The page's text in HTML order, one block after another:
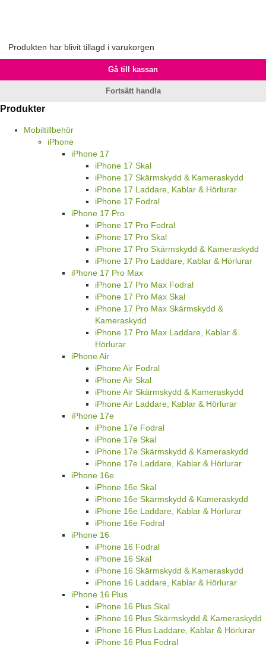
Produkten har blivit tillagd i varukorgen
Gå till kassan
Fortsätt handla
Produkter
Mobiltillbehör
iPhone
iPhone 17
iPhone 17 Skal
iPhone 17 Skärmskydd & Kameraskydd
iPhone 17 Laddare, Kablar & Hörlurar
iPhone 17 Fodral
iPhone 17 Pro
iPhone 17 Pro Fodral
iPhone 17 Pro Skal
iPhone 17 Pro Skärmskydd & Kameraskydd
iPhone 17 Pro Laddare, Kablar & Hörlurar
iPhone 17 Pro Max
iPhone 17 Pro Max Fodral
iPhone 17 Pro Max Skal
iPhone 17 Pro Max Skärmskydd &
Kameraskydd
iPhone 17 Pro Max Laddare, Kablar &
Hörlurar
iPhone Air
iPhone Air Fodral
iPhone Air Skal
iPhone Air Skärmskydd & Kameraskydd
iPhone Air Laddare, Kablar & Hörlurar
iPhone 17e
iPhone 17e Fodral
iPhone 17e Skal
iPhone 17e Skärmskydd & Kameraskydd
iPhone 17e Laddare, Kablar & Hörlurar
iPhone 16e
iPhone 16e Skal
iPhone 16e Skärmskydd & Kameraskydd
iPhone 16e Laddare, Kablar & Hörlurar
iPhone 16e Fodral
iPhone 16
iPhone 16 Fodral
iPhone 16 Skal
iPhone 16 Skärmskydd & Kameraskydd
iPhone 16 Laddare, Kablar & Hörlurar
iPhone 16 Plus
iPhone 16 Plus Skal
iPhone 16 Plus Skärmskydd & Kameraskydd
iPhone 16 Plus Laddare, Kablar & Hörlurar
iPhone 16 Plus Fodral